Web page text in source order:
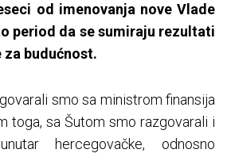
od imenovanja nove Vlade
period da se sumiraju rezultati
budućnost.
smo sa ministrom finansija
toga, sa Šutom smo razgovarali i
hercegovačke, odnosno